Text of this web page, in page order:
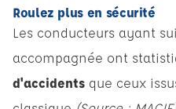
Roulez plus en sécurité
Les conducteurs ayant
accompagnée ont
d'accidents que ceux